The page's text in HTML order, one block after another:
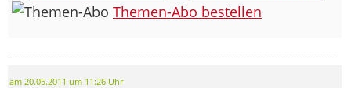
Themen-Abo bestellen
am 20.05.2011 um 11:26 Uhr